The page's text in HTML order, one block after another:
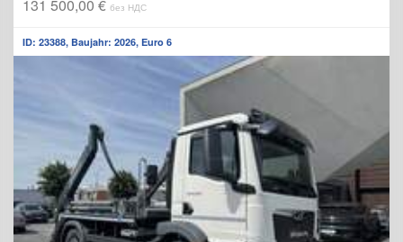
131 500,00 € без НДС
ID: 23388, Baujahr: 2026, Euro 6